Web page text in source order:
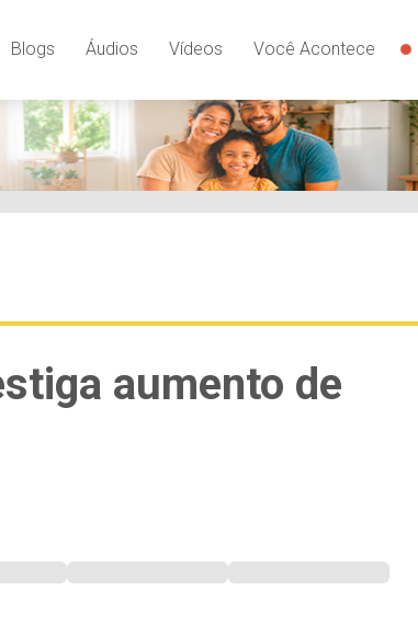
Blogs Áudios Vídeos Você Acontece
aumento de